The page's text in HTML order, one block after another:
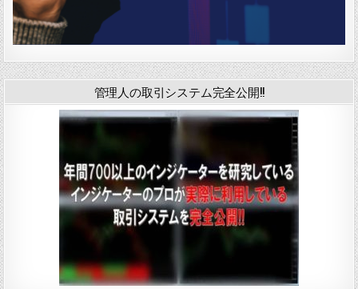
管理人の取引システム完全公開!!